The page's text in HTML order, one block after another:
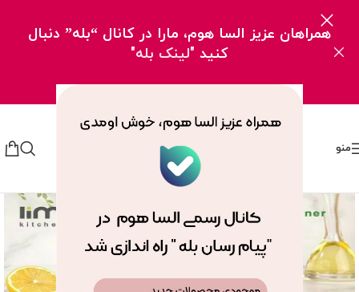
همراهان عزیز السا هوم، مارا در کانال “بله” دنبال
کنید "لینک بله"
منو